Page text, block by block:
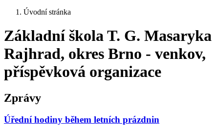
Úvodní stránka
Základní škola T. G. Masaryka
Rajhrad, okres Brno - venkov,
příspěvková organizace
Zprávy
Úřední hodiny během letních prázdnin